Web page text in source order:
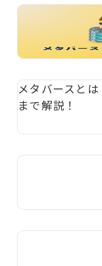
メタバースと
まで解説！